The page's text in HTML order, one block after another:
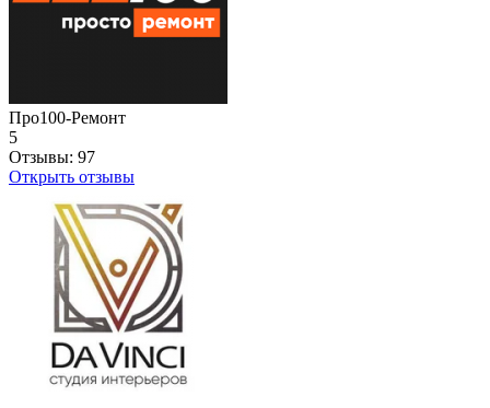
Про100-Ремонт
5
Отзывы: 97
Открыть отзывы